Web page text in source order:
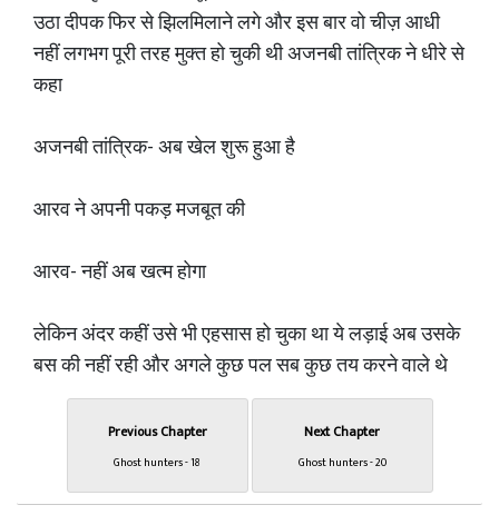
उठा दीपक फिर से झिलमिलाने लगे और इस बार वो चीज़ आधी
नहीं लगभग पूरी तरह मुक्त हो चुकी थी अजनबी तांत्रिक ने धीरे से
कहा
अजनबी तांत्रिक- अब खेल शुरू हुआ है
आरव ने अपनी पकड़ मजबूत की
आरव- नहीं अब खत्म होगा
लेकिन अंदर कहीं उसे भी एहसास हो चुका था ये लड़ाई अब उसके
बस की नहीं रही और अगले कुछ पल सब कुछ तय करने वाले थे
Previous Chapter
Ghost hunters - 18
Next Chapter
Ghost hunters - 20